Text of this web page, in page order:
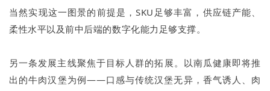
当然实现这一图景的前提是，SKU足够丰富，供应链产能、
柔性水平以及前中后端的数字化能力足够支撑。
另一条发展主线聚焦于目标人群的拓展。以南瓜健康即将推
出的牛肉汉堡为例——口感与传统汉堡无异，香气诱人、肉